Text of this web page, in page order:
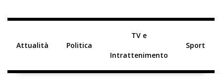
Attualità Politica
TV e
Intrattenimento
Sport